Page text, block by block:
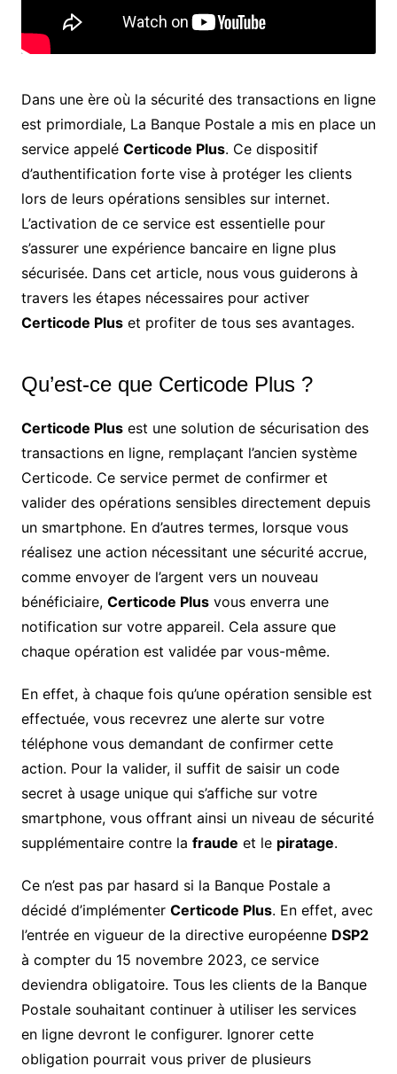
Dans une ère où la sécurité des transactions en ligne
est primordiale, La Banque Postale a mis en place un
service appelé Certicode Plus. Ce dispositif
d’authentification forte vise à protéger les clients
lors de leurs opérations sensibles sur internet.
L’activation de ce service est essentielle pour
s’assurer une expérience bancaire en ligne plus
sécurisée. Dans cet article, nous vous guiderons à
travers les étapes nécessaires pour activer
Certicode Pluset profiter de tous ses avantages.
Qu’est-ce que Certicode Plus ?
Certicode Plusest une solution de sécurisation des
transactions en ligne, remplaçant l’ancien système
Certicode. Ce service permet de confirmer et
valider des opérations sensibles directement depuis
un smartphone. En d’autres termes, lorsque vous
réalisez une action nécessitant une sécurité accrue,
comme envoyer de l’argent vers un nouveau
bénéficiaire, Certicode Plusvous enverra une
notification sur votre appareil. Cela assure que
chaque opération est validée par vous-même.
En effet, à chaque fois qu’une opération sensible est
effectuée, vous recevrez une alerte sur votre
téléphone vous demandant de confirmer cette
action. Pour la valider, il suffit de saisir un code
secret à usage unique qui s’affiche sur votre
smartphone, vous offrant ainsi un niveau de sécurité
supplémentaire contre la fraude et le piratage.
Ce n’est pas par hasard si la Banque Postale a
décidé d’implémenter Certicode Plus. En effet, avec
l’entrée en vigueur de la directive européenne DSP2
à compter du 15 novembre 2023, ce service
deviendra obligatoire. Tous les clients de la Banque
Postale souhaitant continuer à utiliser les services
en ligne devront le configurer. Ignorer cette
obligation pourrait vous priver de plusieurs